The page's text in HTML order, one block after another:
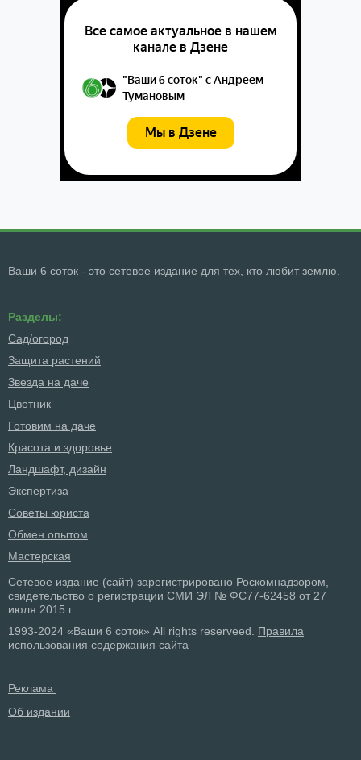
Ваши 6 соток - это сетевое издание для тех, кто любит землю.
Разделы:
Сад/огород
Защита растений
Звезда на даче
Цветник
Готовим на даче
Красота и здоровье
Ландшафт, дизайн
Экспертиза
Советы юриста
Обмен опытом
Мастерская
Сетевое издание (сайт) зарегистрировано Роскомнадзором,
свидетельство о регистрации СМИ ЭЛ № ФС77-62458 от 27
июля 2015 г.
1993-2024 «Ваши 6 соток» All rights reserveed. Правила
использования содержания сайта
Реклама
Об издании